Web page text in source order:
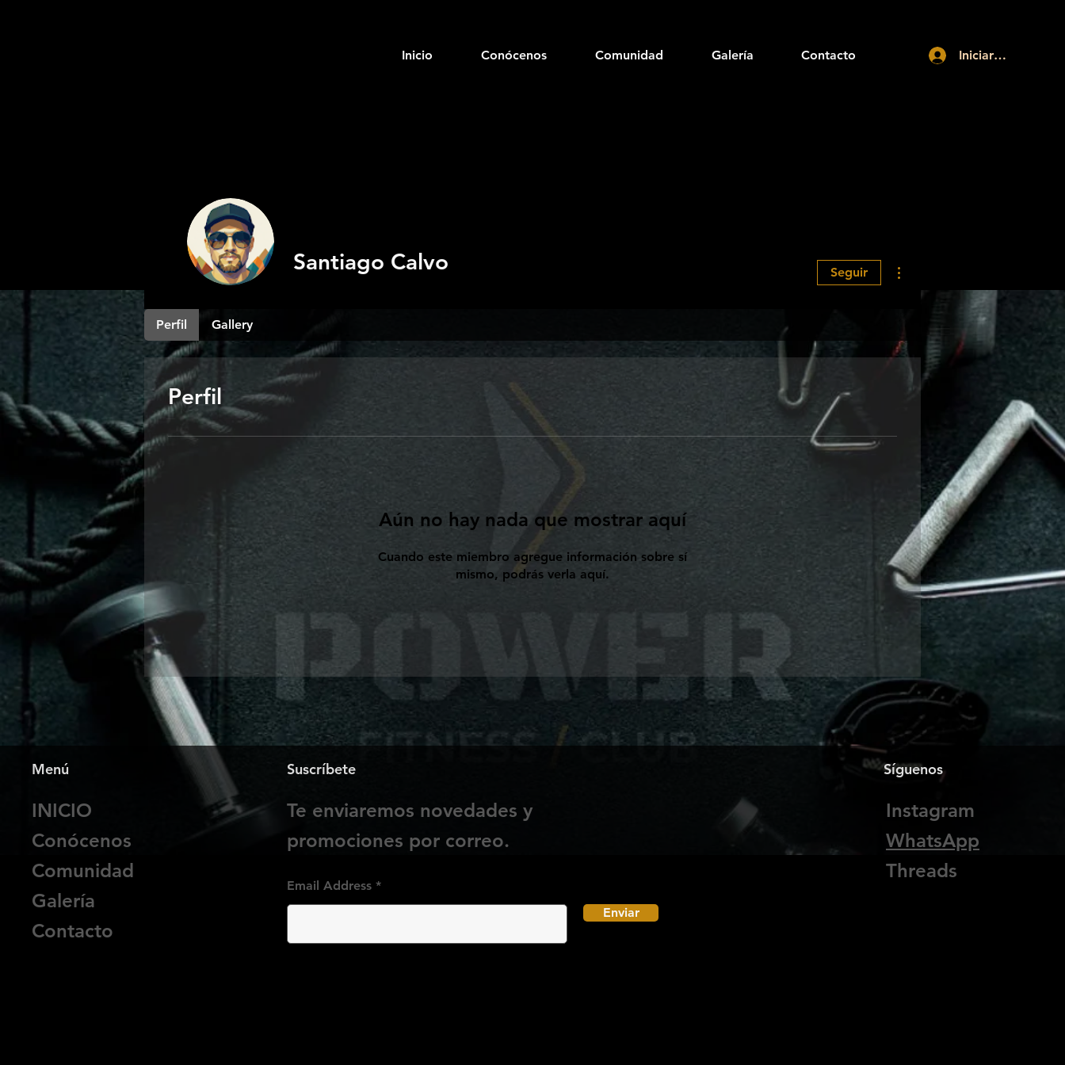
Inicio Conócenos Comunidad Galería Contacto Iniciar sesión
Perfil
Aún no hay nada que mostrar aquí
Cuando este miembro agregue información sobre sí
mismo, podrás verla aquí.
Santiago Calvo Seguir
Perfil Gallery
Menú
INICIO
Conócenos
Comunidad
Galería
Contacto
Suscríbete
Te enviaremos novedades y
promociones por correo.
Email Address
Enviar
Síguenos
Instagram
WhatsApp
Threads